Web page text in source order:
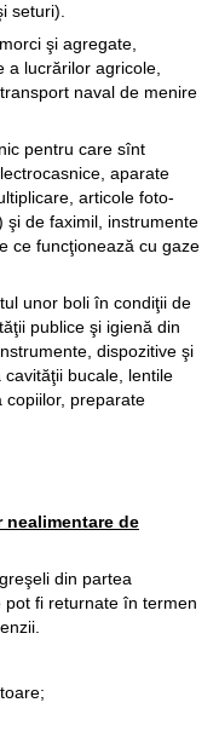
seturi).
şi agregate,
a lucrărilor agricole,
naval de menire
pentru care sînt
aparate
articole foto-
şi de faximil, instrumente
ce funcţionează cu gaze
unor boli în condiţii de
publice şi igienă din
dispozitive şi
bucale, lentile
copiilor, preparate
nealimentare de
din partea
pot fi returnate în termen